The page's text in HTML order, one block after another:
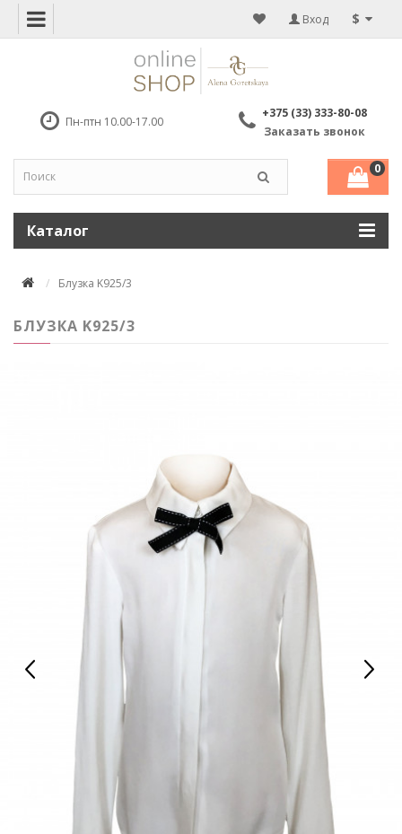
$
Вход
Пн-птн 10.00-17.00
+375 (33) 333-80-08
Заказать звонок
0
Каталог
Блузка K925/3
БЛУЗКА K925/3